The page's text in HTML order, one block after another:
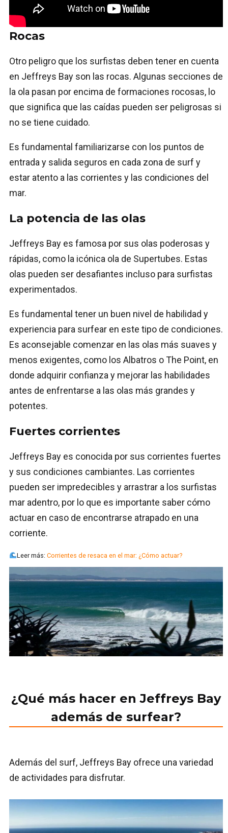
Rocas
Otro peligro que los surfistas deben tener en cuenta
en Jeffreys Bay son las rocas. Algunas secciones de
la ola pasan por encima de formaciones rocosas, lo
que significa que las caídas pueden ser peligrosas si
no se tiene cuidado.
Es fundamental familiarizarse con los puntos de
entrada y salida seguros en cada zona de surf y
estar atento a las corrientes y las condiciones del
mar.
La potencia de las olas
Jeffreys Bay es famosa por sus olas poderosas y
rápidas, como la icónica ola de Supertubes. Estas
olas pueden ser desafiantes incluso para surfistas
experimentados.
Es fundamental tener un buen nivel de habilidad y
experiencia para surfear en este tipo de condiciones.
Es aconsejable comenzar en las olas más suaves y
menos exigentes, como los Albatros o The Point, en
donde adquirir confianza y mejorar las habilidades
antes de enfrentarse a las olas más grandes y
potentes.
Fuertes corrientes
Jeffreys Bay es conocida por sus corrientes fuertes
y sus condiciones cambiantes. Las corrientes
pueden ser impredecibles y arrastrar a los surfistas
mar adentro, por lo que es importante saber cómo
actuar en caso de encontrarse atrapado en una
corriente.
Leer más: Corrientes de resaca en el mar: ¿Cómo actuar?
¿Qué más hacer en Jeffreys Bay
además de surfear?
Además del surf, Jeffreys Bay ofrece una variedad
de actividades para disfrutar.